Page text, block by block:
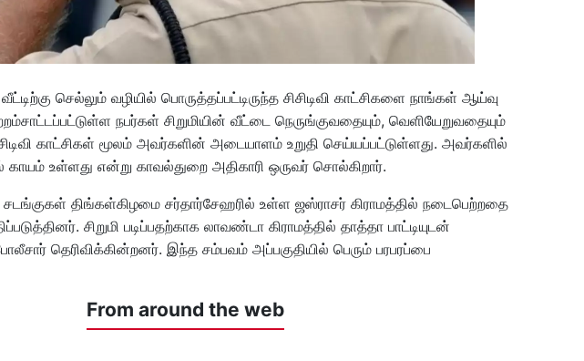
செல்லும் வழியில் பொருத்தப்பட்டிருந்த சிசிடிவி காட்சிகளை நாங்கள் ஆய்வு
நபர்கள் சிறுமியின் வீட்டை நெருங்குவதையும், வெளியேறுவதையும்
காட்சிகள் மூலம் அவர்களின் அடையாளம் உறுதி செய்யப்பட்டுள்ளது. அவர்களில்
காயம் உள்ளது என்று காவல்துறை அதிகாரி ஒருவர் சொல்கிறார்.
சடங்குகள் திங்கள்கிழமை சர்தார்சேஹரில் உள்ள ஜஸ்ராசர் கிராமத்தில் நடைபெற்றதை
சிறுமி படிப்பதற்காக லாவண்டா கிராமத்தில் தாத்தா பாட்டியுடன்
தெரிவிக்கின்றனர். இந்த சம்பவம் அப்பகுதியில் பெரும் பரபரப்பை
From around the web